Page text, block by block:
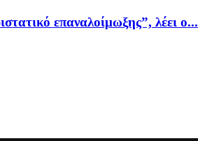
επαναλοίμωξης”, λέει ο...